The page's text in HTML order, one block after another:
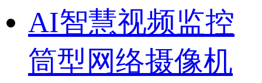
AI智慧视频监控
筒型网络摄像机